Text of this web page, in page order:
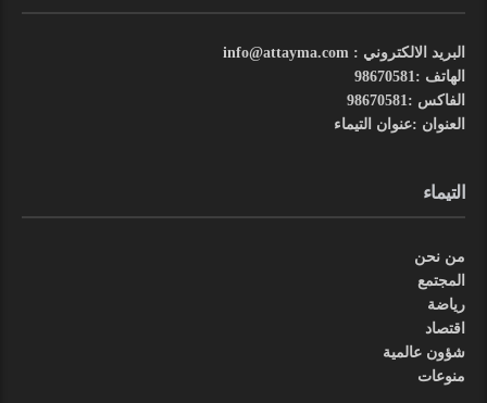
البريد الالكتروني : info@attayma.com
الهاتف :98670581
الفاكس :98670581
العنوان :عنوان التيماء
التيماء
من نحن
المجتمع
رياضة
اقتصاد
شؤون عالمية
منوعات